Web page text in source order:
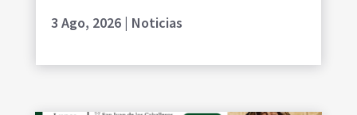
3 Ago, 2026| Noticias